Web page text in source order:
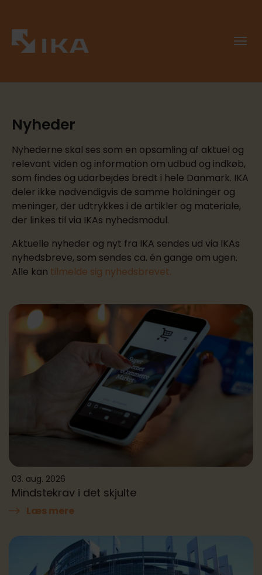
Nyheder
Nyhederne skal ses som en opsamling af aktuel og
relevant viden og information om udbud og indkøb,
som findes og udarbejdes bredt i hele Danmark. IKA
deler ikke nødvendigvis de samme holdninger og
meninger, der udtrykkes i de artikler og materiale,
der linkes til via IKAs nyhedsmodul.
Aktuelle nyheder og nyt fra IKA sendes ud via IKAs
nyhedsbreve, som sendes ca. én gange om ugen.
Alle kan tilmelde sig nyhedsbrevet.
03. aug. 2026
Mindstekrav i det skjulte
Læs mere